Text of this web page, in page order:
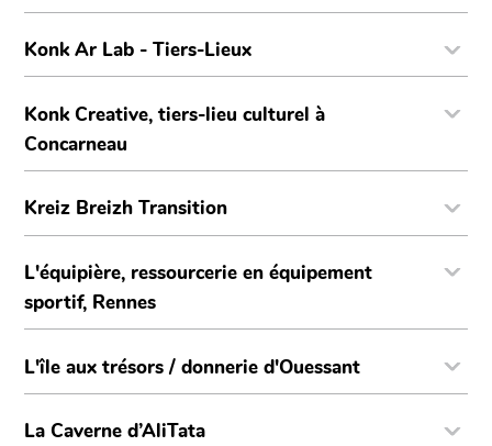
Konk Ar Lab - Tiers-Lieux
Konk Creative, tiers-lieu culturel à
Concarneau
Kreiz Breizh Transition
L'équipière, ressourcerie en équipement
sportif, Rennes
L'île aux trésors / donnerie d'Ouessant
La Caverne d’AliTata